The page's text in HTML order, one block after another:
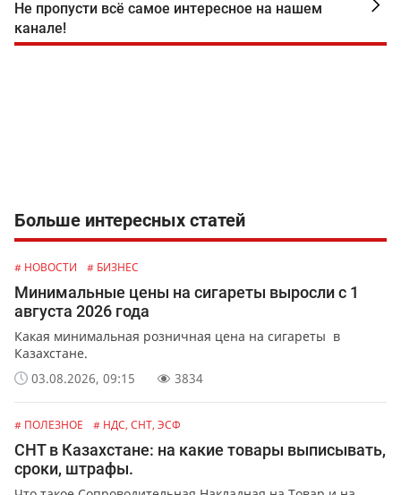
Не пропусти всё самое интересное на нашем
канале!
Больше интересных статей
# НОВОСТИ # БИЗНЕС
Минимальные цены на сигареты выросли с 1
августа 2026 года
Какая минимальная розничная цена на сигареты в
Казахстане.
03.08.2026, 09:15
3834
# ПОЛЕЗНОЕ # НДС, СНТ, ЭСФ
СНТ в Казахстане: на какие товары выписывать,
сроки, штрафы.